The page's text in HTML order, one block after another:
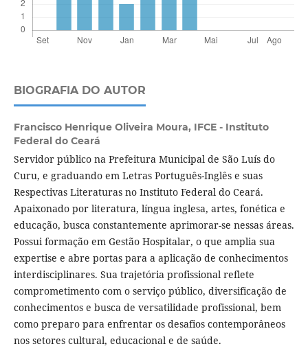
BIOGRAFIA DO AUTOR
Francisco Henrique Oliveira Moura, IFCE - Instituto
Federal do Ceará
Servidor público na Prefeitura Municipal de São Luís do
Curu, e graduando em Letras Português-Inglês e suas
Respectivas Literaturas no Instituto Federal do Ceará.
Apaixonado por literatura, língua inglesa, artes, fonética e
educação, busca constantemente aprimorar-se nessas áreas.
Possui formação em Gestão Hospitalar, o que amplia sua
expertise e abre portas para a aplicação de conhecimentos
interdisciplinares. Sua trajetória profissional reflete
comprometimento com o serviço público, diversificação de
conhecimentos e busca de versatilidade profissional, bem
como preparo para enfrentar os desafios contemporâneos
nos setores cultural, educacional e de saúde.